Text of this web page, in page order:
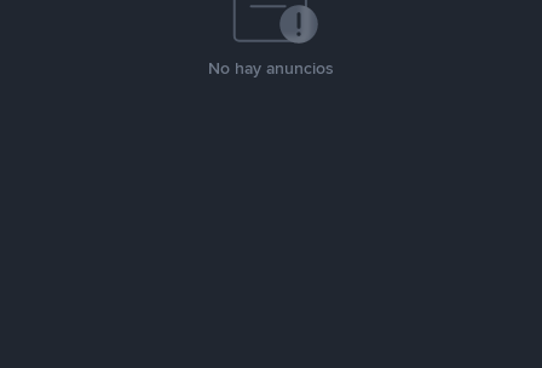
No hay anuncios